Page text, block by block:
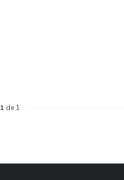
1 de 1